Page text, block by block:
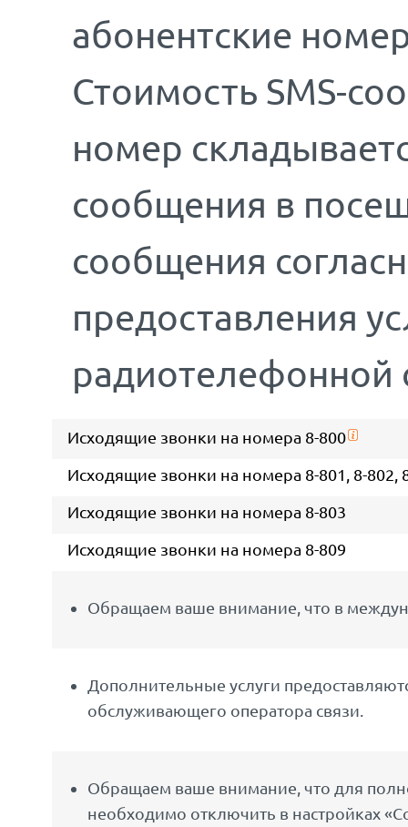
абонентские
Стоимость SMS-
номер
сообщения в
сообщения
предоставления
радиотелефонной
Исходящие звонки на номера 8-800
Исходящие звонки на номера 8-801, 8-802,
Исходящие звонки на номера 8-803
Исходящие звонки на номера 8-809
Обращаем ваше внимание, что в
Дополнительные услуги
обслуживающего оператора связи.
Обращаем ваше внимание, что для
необходимо отключить в настройках